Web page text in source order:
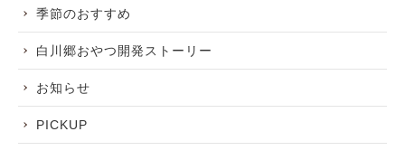
季節のおすすめ
白川郷おやつ開発ストーリー
お知らせ
PICKUP